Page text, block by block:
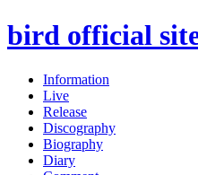
bird official
Information
Live
Release
Discography
Biography
Diary